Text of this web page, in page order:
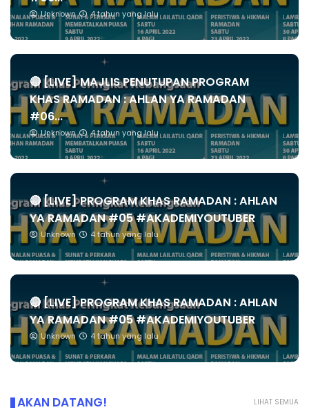
Unknown 4 tahun yang lalu
🔴 [LIVE] MAJLIS PENUTUPAN PROGRAM
KHAS RAMADAN : AHLAN YA RAMADAN
#06...
Unknown 4 tahun yang lalu
🔴 [LIVE] PROGRAM KHAS RAMADAN : AHLAN
YA RAMADAN #05 #AKADEMIYOUTUBER
Unknown 4 tahun yang lalu
🔴 [LIVE] PROGRAM KHAS RAMADAN : AHLAN
YA RAMADAN #05 #AKADEMIYOUTUBER
Unknown 4 tahun yang lalu
LIHAT SEMUA
AKAN DATANG!